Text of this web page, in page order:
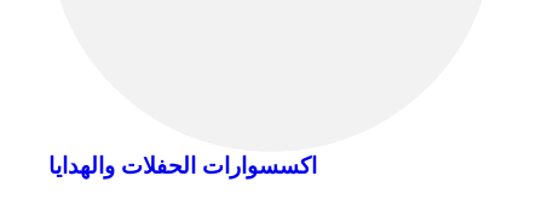
اكسسوارات الحفلات والهدايا